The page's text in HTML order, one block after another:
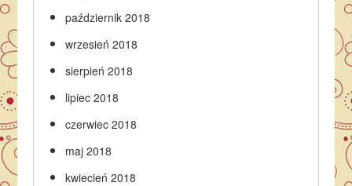
październik 2018
wrzesień 2018
sierpień 2018
lipiec 2018
czerwiec 2018
maj 2018
kwiecień 2018